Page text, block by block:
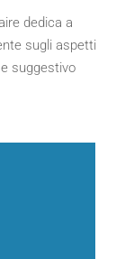
dedica a
sugli aspetti
suggestivo